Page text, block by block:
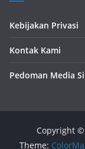
Kebijakan Privasi
Kontak Kami
Pedoman Media
Copyright
Theme: